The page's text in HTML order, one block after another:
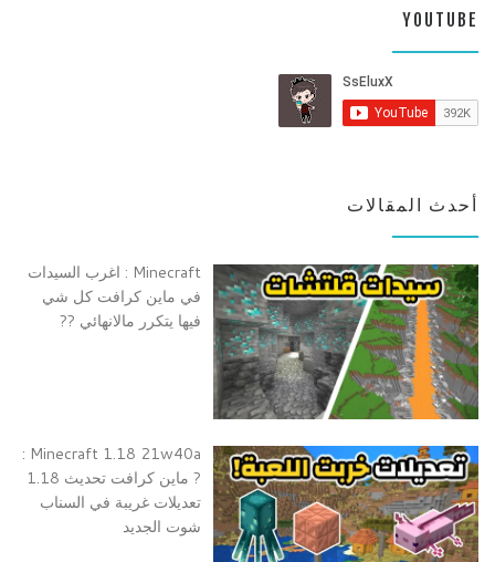
YOUTUBE
أحدث المقالات
Minecraft : اغرب السيدات
في ماين كرافت كل شي
فيها يتكرر مالانهائي ??
Minecraft 1.18 21w40a :
? ماين كرافت تحديث 1.18
تعديلات غريبة في السناب
شوت الجديد